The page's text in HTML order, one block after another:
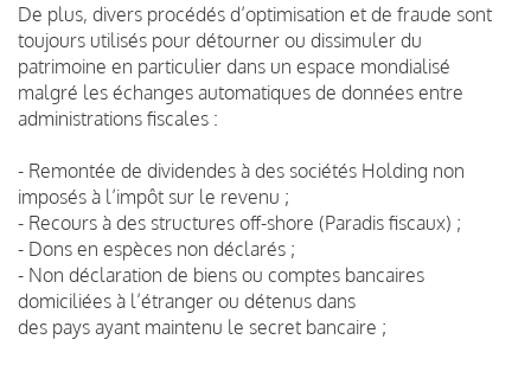
De plus, divers procédés d’optimisation et de fraude sont
toujours utilisés pour détourner ou dissimuler du
patrimoine en particulier dans un espace mondialisé
malgré les échanges automatiques de données entre
administrations fiscales :
- Remontée de dividendes à des sociétés Holding non
imposés à l’impôt sur le revenu ;
- Recours à des structures off-shore (Paradis fiscaux) ;
- Dons en espèces non déclarés ;
- Non déclaration de biens ou comptes bancaires
domiciliées à l’étranger ou détenus dans
des pays ayant maintenu le secret bancaire ;